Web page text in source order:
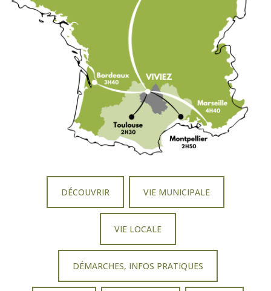
DÉCOUVRIR VIE MUNICIPALE
VIE LOCALE
DÉMARCHES, INFOS PRATIQUES